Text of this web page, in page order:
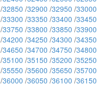
/32850 /32900 /32950 /33000
/33300 /33350 /33400 /33450
/33750 /33800 /33850 /33900
/34200 /34250 /34300 /34350
/34650 /34700 /34750 /34800
/35100 /35150 /35200 /35250
/35550 /35600 /35650 /35700
/36000 /36050 /36100 /36150